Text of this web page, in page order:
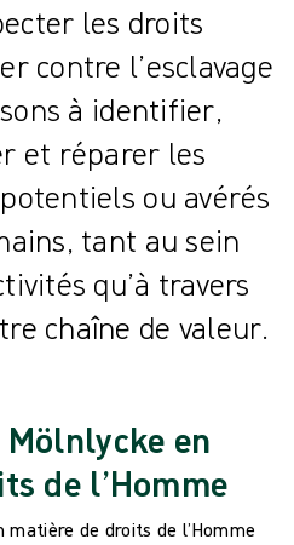
les droits
contre l’esclavage
à identifier,
et réparer les
ou avérés
tant au sein
qu’à travers
chaîne de valeur.
en
de l’Homme
de droits de l’Homme